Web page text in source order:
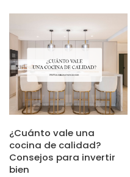
¿Cuánto vale una
cocina de calidad?
Consejos para invertir
bien